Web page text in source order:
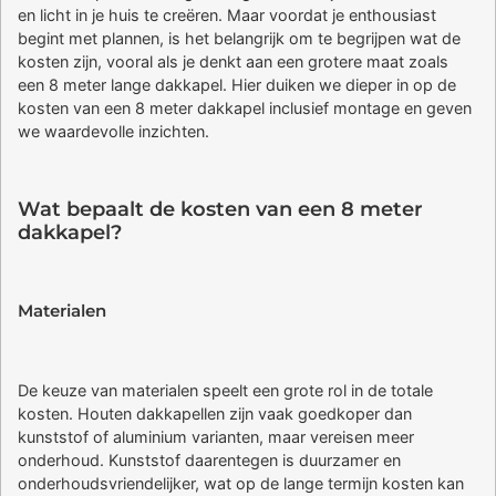
en licht in je huis te creëren. Maar voordat je enthousiast
begint met plannen, is het belangrijk om te begrijpen wat de
kosten zijn, vooral als je denkt aan een grotere maat zoals
een 8 meter lange dakkapel. Hier duiken we dieper in op de
kosten van een 8 meter dakkapel inclusief montage en geven
we waardevolle inzichten.
Wat bepaalt de kosten van een 8 meter
dakkapel?
Materialen
De keuze van materialen speelt een grote rol in de totale
kosten. Houten dakkapellen zijn vaak goedkoper dan
kunststof of aluminium varianten, maar vereisen meer
onderhoud. Kunststof daarentegen is duurzamer en
onderhoudsvriendelijker, wat op de lange termijn kosten kan